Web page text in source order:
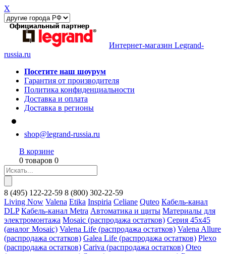
X
Интернет-магазин Legrand-
russia.ru
Посетите наш шоурум
Гарантия от производителя
Политика конфиденциальности
Доставка и оплата
Доставка в регионы
shop@legrand-russia.ru
В корзине
0 товаров 0
8 (495) 122-22-59 8 (800) 302-22-59
Living Now Valena Etika Inspiria Celiane Quteo Кабель-канал
DLP Кабель-канал Metra Автоматика и щиты Материалы для
электромонтажа Mosaic (распродажа остатков) Серия 45х45
(аналог Mosaic) Valena Life (распродажа остатков) Valena Allure
(распродажа остатков) Galea Life (распродажа остатков) Plexo
(распродажа остатков) Cariva (распродажа остатков) Oteo